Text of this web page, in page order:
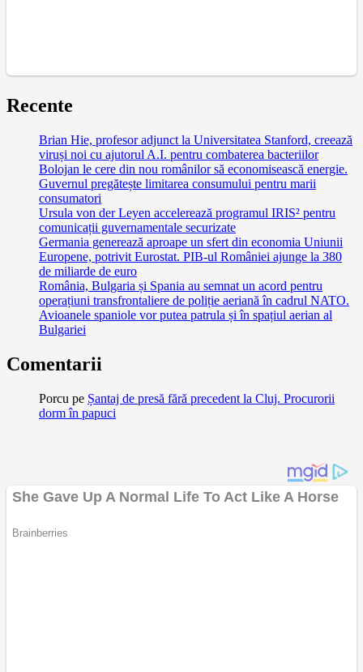
Recente
Brian Hie, profesor adjunct la Universitatea Stanford, creează
viruși noi cu ajutorul A.I. pentru combaterea bacteriilor
Bolojan le cere din nou românilor să economisească energie.
Guvernul pregătește limitarea consumului pentru marii
consumatori
Ursula von der Leyen accelerează programul IRIS² pentru
comunicații guvernamentale securizate
Germania generează aproape un sfert din economia Uniunii
Europene, potrivit Eurostat. PIB-ul României ajunge la 380
de miliarde de euro
România, Bulgaria și Spania au semnat un acord pentru
operațiuni transfrontaliere de poliție aeriană în cadrul NATO.
Avioanele spaniole vor putea patrula și în spațiul aerian al
Bulgariei
Comentarii
Porcu pe Șantaj de presă fără precedent la Cluj. Procurorii
dorm în papuci